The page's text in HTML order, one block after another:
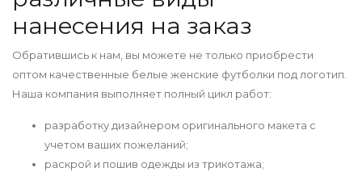
нанесения на заказ
Обратившись к нам, вы можете не только приобрести
оптом качественные белые женские футболки под логотип.
Наша компания выполняет полный цикл работ:
разработку дизайнером оригинального макета с
учетом ваших пожеланий;
раскрой и пошив одежды из трикотажа;